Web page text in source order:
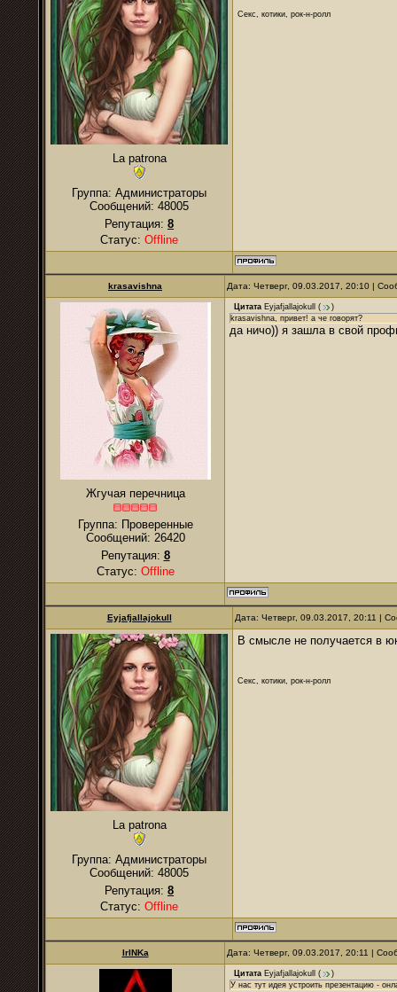
La patrona
Группа: Администраторы
Сообщений: 48005
Репутация: 8
Статус: Offline
Секс, котики, рок-н-ролл
krasavishna Дата: Четверг, 09.03.2017, 20:10 |
Жгучая перечница
Группа: Проверенные
Сообщений: 26420
Репутация: 8
Статус: Offline
Цитата Eyjafjallajokull (
)
krasavishna, привет! а че говорят?
да ничо)) я зашла в свой
Eyjafjallajokull Дата: Четверг, 09.03.2017, 20:11 |
La patrona
Группа: Администраторы
Сообщений: 48005
Репутация: 8
Статус: Offline
В смысле не получается в
Секс, котики, рок-н-ролл
IrINKa Дата: Четверг, 09.03.2017, 20:11 |
Цитата Eyjafjallajokull (
)
У нас тут идея устроить презентацию -